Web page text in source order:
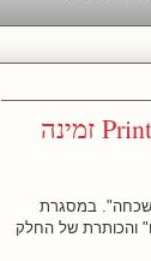
ההרצאה שלי כחלק מפאנל בפסטיבל Print Screen זמינה
במסגרת
" והכותרת של החלק